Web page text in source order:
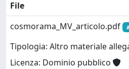
File
cosmorama_MV_articolo.pdf
Tipologia: Altro materiale
Licenza: Dominio pubblico